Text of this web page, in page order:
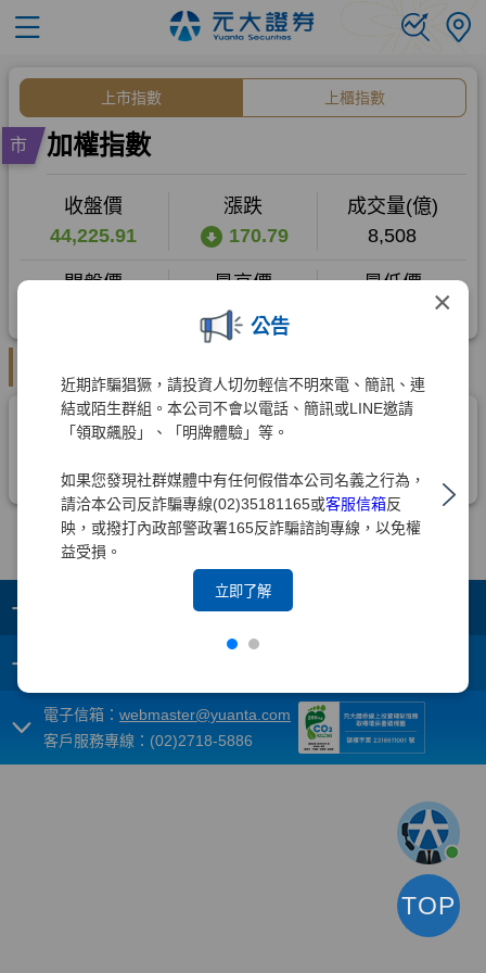
×
公告
近期詐騙猖獗，請投資人切勿輕信不明來電、簡訊、連
結或陌生群組。本公司不會以電話、簡訊或LINE邀請
「領取飆股」、「明牌體驗」等。
如果您發現社群媒體中有任何假借本公司名義之行為，
請洽本公司反詐騙專線(02)35181165或客服信箱反
映，或撥打內政部警政署165反詐騙諮詢專線，以免權
益受損。
立即了解
+
+
電子信箱： webmaster@yuanta.com
客戶服務專線：(02)2718-5886
TOP